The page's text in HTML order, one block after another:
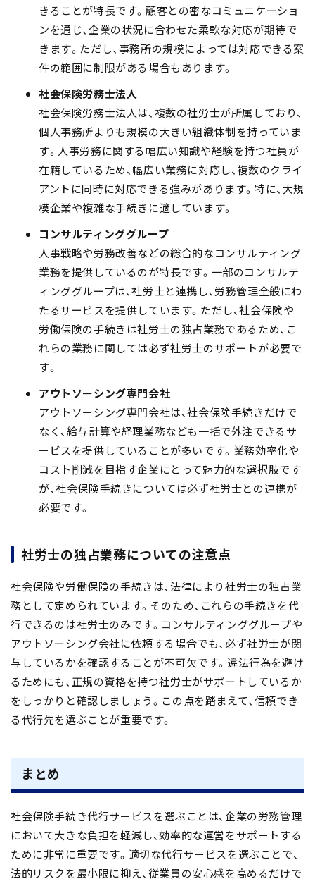
きることが特長です。顧客との密なコミュニケーショ
ンを通じ、企業の状況に合わせた柔軟な対応が期待で
きます。ただし、事務所の規模によっては対応できる案
件の範囲に制限がある場合もあります。
社会保険労務士法人
社会保険労務士法人は、複数の社労士が所属しており、
個人事務所よりも規模の大きい組織体制を持っていま
す。人事労務に関する幅広い知識や経験を持つ社員が
在籍しているため、幅広い業務に対応し、複数のクライ
アントに同時に対応できる強みがあります。特に、大規
模企業や複雑な手続きに適しています。
コンサルティンググループ
人事戦略や労務改善などの総合的なコンサルティング
業務を提供しているのが特長です。一部のコンサルテ
ィンググループは、社労士と連携し、労務管理全般にわ
たるサービスを提供しています。ただし、社会保険や
労働保険の手続きは社労士の独占業務であるため、 こ
れらの業務に関しては必ず社労士のサポートが必要で
す。
アウトソーシング専門会社
アウトソーシング専門会社は、社会保険手続きだけで
なく、給与計算や経理業務なども一括で外注できるサ
ービスを提供していることが多いです。 業務効率化や
コスト削減を目指す企業にとって魅力的な選択肢です
が、社会保険手続きについては必ず社労士との連携が
必要です。
社労士の独占業務についての注意点
社会保険や労働保険の手続きは、法律により社労士の独占業
務 として定められています。そのため、 これらの手続きを代
行できるのは社労士のみです。コンサルティンググループや
アウトソーシング会社に依頼する場合でも、必ず社労士が関
与しているかを確認することが不可欠です。違法行為を避け
るためにも、正規の資格を持つ社労士がサポートしているか
をしっかりと確認しましょう。この点を踏まえて、信頼でき
る代行先を選ぶことが重要です。
まとめ
社会保険手続き代行サービスを選ぶことは、企業の労務管理
において大きな負担を軽減し、効率的な運営をサポートする
ために非常に重要です。適切な代行サービスを選ぶことで、
法的リスクを最小限に抑え、従業員の安心感を高めるだけで